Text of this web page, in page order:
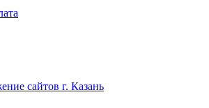
сайтов г. Казань